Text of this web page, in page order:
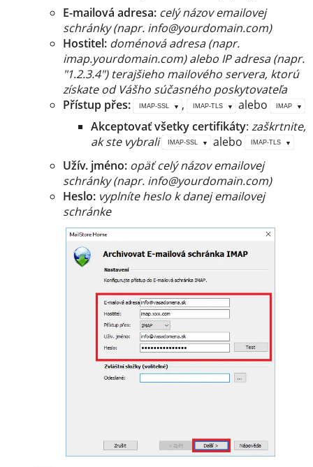
E-mailová adresa: celý názov emailovej
schránky (napr. info@yourdomain.com)
Hostitel: doménová adresa (napr.
imap.yourdomain.com) alebo IP adresa (napr.
"1.2.3.4") terajšieho mailového servera, ktorú
získate od Vášho súčasného poskytovateľa
Přístup přes:
IMAP-SSL , IMAP-TLS alebo IMAP
Akceptovať všetky certifikáty: zaškrtnite,
ak ste vybrali
IMAP-SSL alebo IMAP-TLS
Užív. jméno: opäť celý názov emailovej
schránky (napr. info@yourdomain.com)
Heslo: vyplníte heslo k danej emailovej
schránke